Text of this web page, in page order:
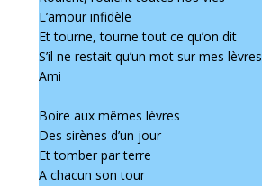
L’amour infidèle
Et tourne, tourne tout ce qu’on dit
S’il ne restait qu’un mot sur mes lèvres
Ami
Boire aux mêmes lèvres
Des sirènes d’un jour
Et tomber par terre
A chacun son tour